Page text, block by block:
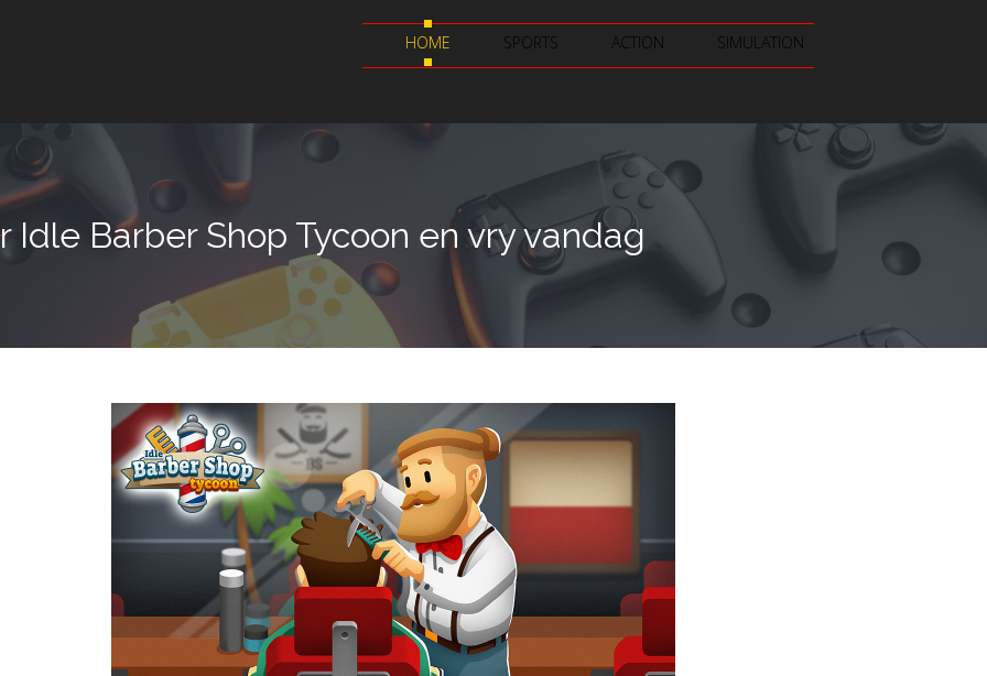
HOME SPORTS ACTION SIMULATION
Idle Barber Shop Tycoon en vry vandag